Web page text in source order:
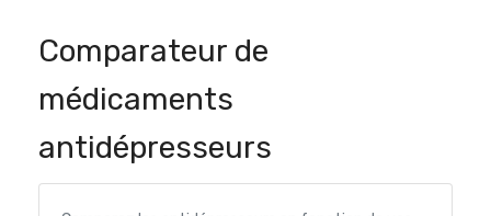
Comparateur de
médicaments
antidépresseurs